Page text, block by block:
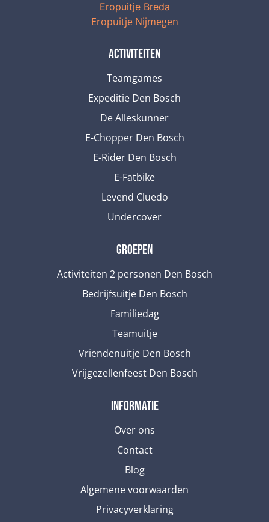
Eropuitje Breda
Eropuitje Nijmegen
Activiteiten
Teamgames
Expeditie Den Bosch
De Alleskunner
E-Chopper Den Bosch
E-Rider Den Bosch
E-Fatbike
Levend Cluedo
Undercover
Groepen
Activiteiten 2 personen Den Bosch
Bedrijfsuitje Den Bosch
Familiedag
Teamuitje
Vriendenuitje Den Bosch
Vrijgezellenfeest Den Bosch
informatie
Over ons
Contact
Blog
Algemene voorwaarden
Privacyverklaring